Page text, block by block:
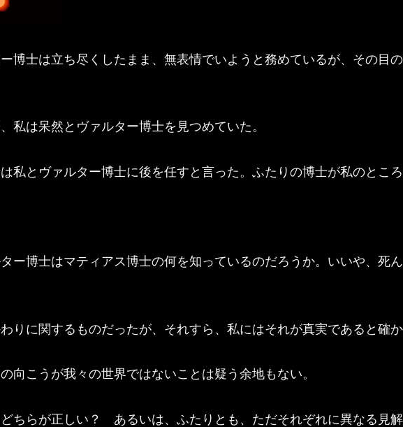
博士は立ち尽くしたまま、無表情でいようと務めているが、その目
は呆然とヴァルター博士を見つめていた。
とヴァルター博士に後を任すと言った。ふたりの博士が私のとこ
ー博士はマティアス博士の何を知っているのだろうか。いいや、死
に関するものだったが、それすら、私にはそれが真実であると確か
こうが我々の世界ではないことは疑う余地もない。
ちらが正しい？ あるいは、ふたりとも、ただそれぞれに異なる見